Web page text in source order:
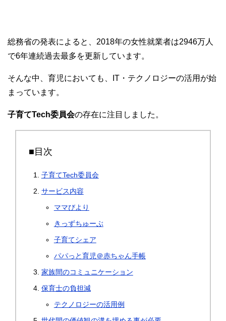
総務省の発表によると、2018年の女性就業者は2946万人
で6年連続過去最多を更新しています。
そんな中、育児においても、IT・テクノロジーの活用が始
まっています。
子育てTech委員会の存在に注目しました。
■目次
子育てTech委員会
サービス内容
ママびより
きっずちゅーぶ
子育てシェア
パパっと育児＠赤ちゃん手帳
家族間のコミュニケーション
保育士の負担減
テクノロジーの活用例